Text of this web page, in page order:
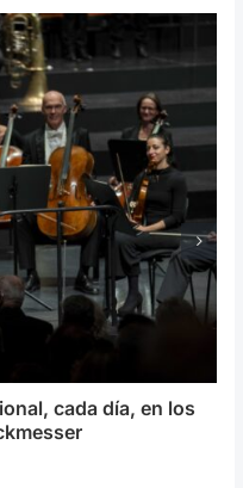
cada día, en los